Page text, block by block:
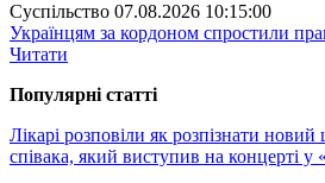
Суспiльство 07.08.2026 10:15:00
Українцям за кордоном спростили
Читати
Популярнi статтi
Лікарі розповіли як розпізнати
співака, який виступив на концерті